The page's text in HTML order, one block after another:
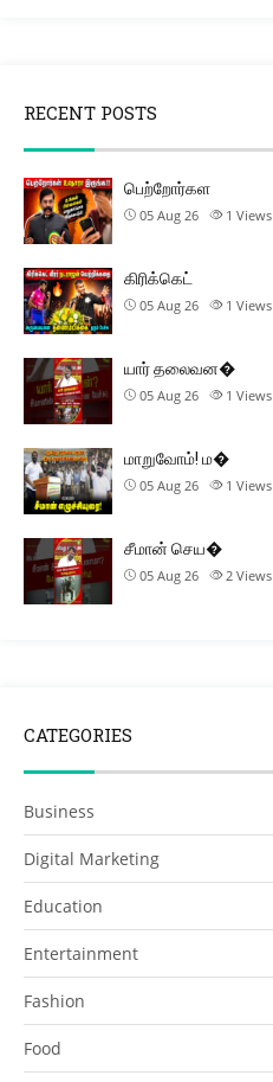
RECENT POSTS
பெற்றோர்கள
05 Aug 26 1 Views
கிரிக்கெட்
05 Aug 26 1 Views
யார் தலைவன�
05 Aug 26 1 Views
மாறுவோம்! ம�
05 Aug 26 1 Views
சீமான் செய�
05 Aug 26 2 Views
CATEGORIES
Business
Digital Marketing
Education
Entertainment
Fashion
Food